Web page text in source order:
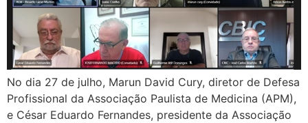
No dia 27 de julho, Marun David Cury, diretor de Defesa
Profissional da Associação Paulista de Medicina (APM),
e César Eduardo Fernandes, presidente da Associação